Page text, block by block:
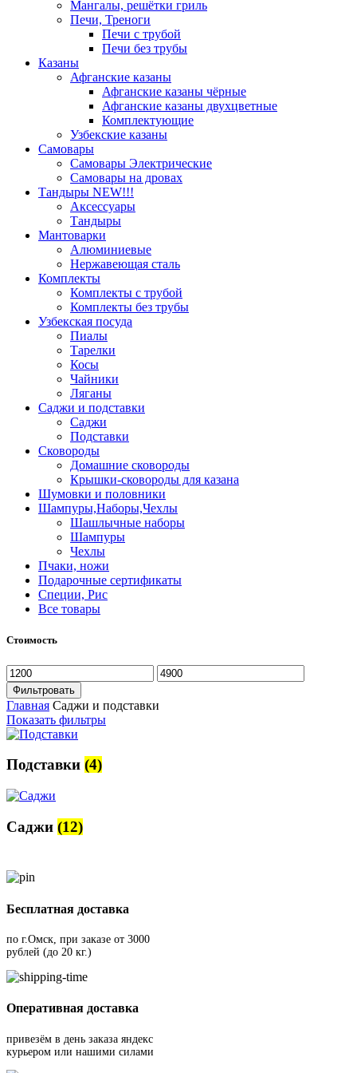
Мангалы, решётки гриль
Печи, Треноги
Печи с трубой
Печи без трубы
Казаны
Афганские казаны
Афганские казаны чёрные
Афганские казаны двухцветные
Комплектующие
Узбекские казаны
Самовары
Самовары Электрические
Самовары на дровах
Тандыры NEW!!!
Аксессуары
Тандыры
Мантоварки
Алюминиевые
Нержавеющая сталь
Комплекты
Комплекты с трубой
Комплекты без трубы
Узбекская посуда
Пиалы
Тарелки
Косы
Чайники
Ляганы
Саджи и подставки
Саджи
Подставки
Сковороды
Домашние сковороды
Крышки-сковороды для казана
Шумовки и половники
Шампуры,Наборы,Чехлы
Шашлычные наборы
Шампуры
Чехлы
Пчаки, ножи
Подарочные сертификаты
Специи, Рис
Все товары
Стоимость
Фильтровать
Главная Саджи и подставки
Показать фильтры
Подставки (4)
Саджи (12)
Бесплатная доставка
по г.Омск, при заказе от 3000
рублей (до 20 кг.)
Оперативная доставка
привезём в день заказа яндекс
курьером или нашими силами